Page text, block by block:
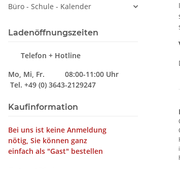
Büro - Schule - Kalender
Ladenöffnungszeiten
Telefon + Hotline
Mo, Mi, Fr. 08:00-11:00 Uhr
Tel. +49 (0) 3643-2129247
Kaufinformation
Bei uns ist keine Anmeldung
nötig, Sie können ganz
einfach als "Gast" bestellen